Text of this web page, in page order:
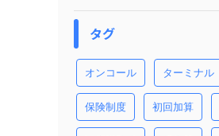
タグ
オンコール ターミナル
保険制度 初回加算